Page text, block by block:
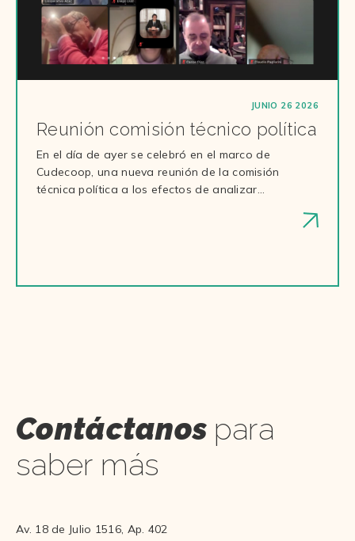
JUNIO 26 2026
Reunión comisión técnico política
En el día de ayer se celebró en el marco de
Cudecoop, una nueva reunión de la comisión
técnica política a los efectos de analizar…
Contáctanos para
saber más
Av. 18 de Julio 1516, Ap. 402